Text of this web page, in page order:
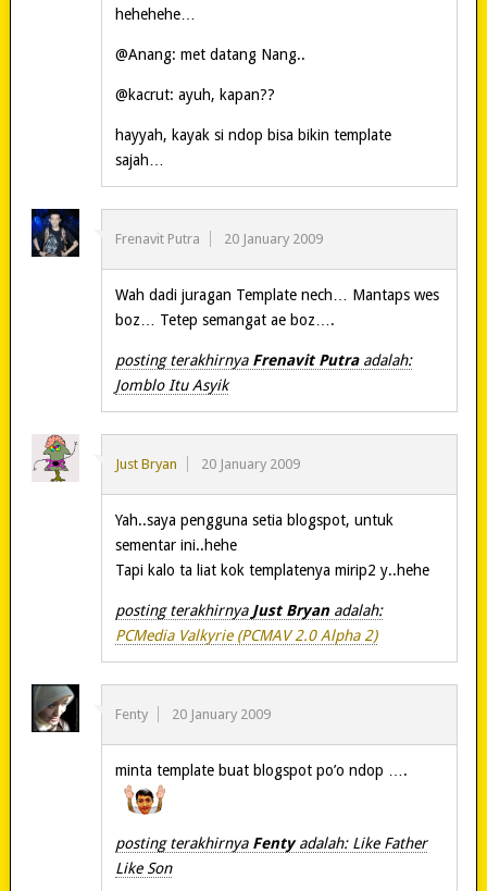
hehehehe…
@Anang: met datang Nang..
@kacrut: ayuh, kapan??
hayyah, kayak si ndop bisa bikin template
sajah…
Frenavit Putra 20 January 2009
Wah dadi juragan Template nech… Mantaps wes
boz… Tetep semangat ae boz….
posting terakhirnya Frenavit Putra adalah:
Jomblo Itu Asyik
Just Bryan 20 January 2009
Yah..saya pengguna setia blogspot, untuk
sementar ini..hehe
Tapi kalo ta liat kok templatenya mirip2 y..hehe
posting terakhirnya Just Bryan adalah:
PCMedia Valkyrie (PCMAV 2.0 Alpha 2)
Fenty 20 January 2009
minta template buat blogspot po’o ndop ….
posting terakhirnya Fentyadalah: Like Father
Like Son